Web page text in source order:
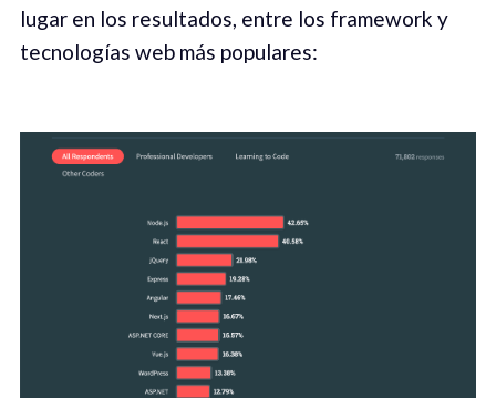
lugar en los resultados, entre los framework y
tecnologías web más populares: